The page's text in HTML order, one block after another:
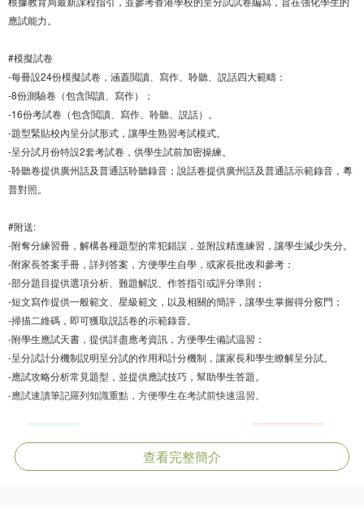
應試能力。
#模擬試卷
-每冊設24份模擬試卷，涵蓋閲讀、寫作、聆聽、説話四大範疇：
-8份測驗卷（包含閲讀、寫作）；
-16份考試卷（包含閲讀、寫作、聆聽、説話）。
-題型緊貼校內呈分試形式，讓學生熟習考試模式。
-呈分試月份特設2套考試卷，供學生試前加密操練。
-聆聽卷提供廣州話及普通話聆聽錄音；說話卷提供廣州話及普通話示範錄音，粵
普對照。
#附送:
-附奪分練習冊，解構各種題型的常犯錯誤，並附設精進練習，讓學生減少失分。
-附家長答案手冊，詳列答案，方便學生自學，或家長批改和參考：
-部分題目提供選項分析、難題解説、作答指引或評分準則；
-短文寫作提供一般範文、星級範文，以及相關的簡評，讓學生掌握得分竅門；
-掃描二維碼，即可獲取説話卷的示範錄音。
-附學生應試天書，提供詳盡應考資訊，方便學生備試温習：
-呈分試計分機制説明呈分試的作用和計分機制，讓家長和學生瞭解呈分試。
-應試攻略分析常見題型，並提供應試技巧，幫助學生答題。
-應試速讀筆記羅列知識重點，方便學生在考試前快速温習。
查看完整簡介